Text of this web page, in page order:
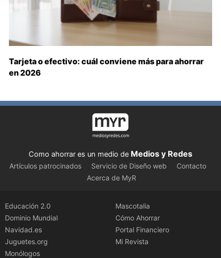
Tarjeta o efectivo: cuál conviene más para ahorrar
en 2026
Como ahorrar es un medio de Medios y Redes
Artículos patrocinados Servicio de Diseño web
Contacto
Acerca de MyR
Educación 2.0
Dominio Mundial
Navidad.es
Juguetes.org
Monólogos
Mascotalia
Cómo Ahorrar
Portal Financiero
Mi Revista